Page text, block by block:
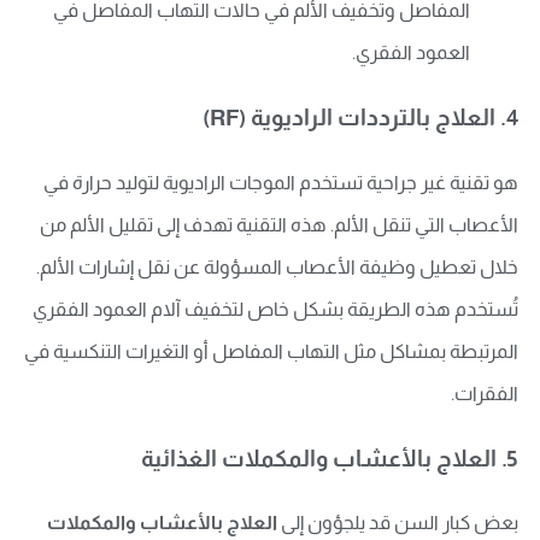
المفاصل وتخفيف الألم في حالات التهاب المفاصل في
العمود الفقري.
4. العلاج بالترددات الراديوية (RF)
هو تقنية غير جراحية تستخدم الموجات الراديوية لتوليد حرارة في
الأعصاب التي تنقل الألم. هذه التقنية تهدف إلى تقليل الألم من
خلال تعطيل وظيفة الأعصاب المسؤولة عن نقل إشارات الألم.
تُستخدم هذه الطريقة بشكل خاص لتخفيف آلام العمود الفقري
المرتبطة بمشاكل مثل التهاب المفاصل أو التغيرات التنكسية في
الفقرات.
5. العلاج بالأعشاب والمكملات الغذائية
بعض كبار السن قد يلجؤون إلى العلاج بالأعشاب والمكملات